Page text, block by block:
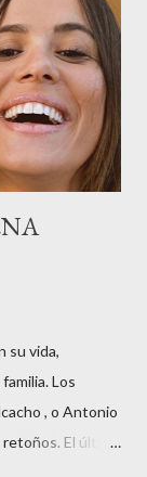
La cita ,en el
a figuras
y medios
lema “Cien
su vida,
Los
, o Antonio
retoños. El último